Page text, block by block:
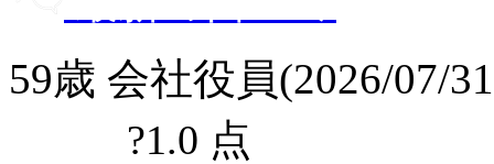
59歳 会社役員(2026/07/
?1.0 点